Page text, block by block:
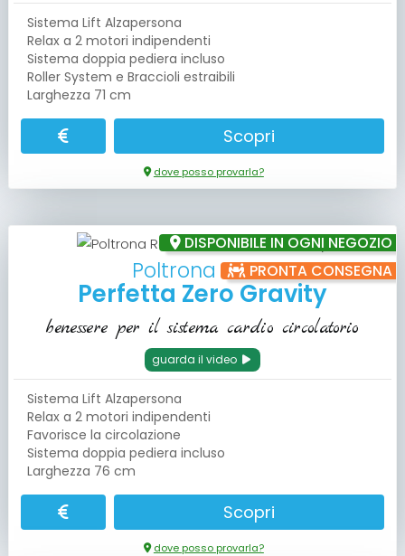
Sistema Lift Alzapersona
Relax a 2 motori indipendenti
Sistema doppia pediera incluso
Roller System e Braccioli estraibili
Larghezza 71 cm
Scopri
dove posso provarla?
DISPONIBILE IN OGNI NEGOZIO
PRONTA CONSEGNA
Poltrona Relax
Perfetta Zero Gravity
benessere per il sistema cardio circolatorio
guarda il video
Sistema Lift Alzapersona
Relax a 2 motori indipendenti
Favorisce la circolazione
Sistema doppia pediera incluso
Larghezza 76 cm
Scopri
dove posso provarla?